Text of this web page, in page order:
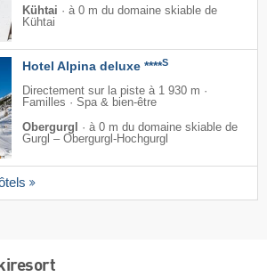
Kühtai · à 0 m du domaine skiable de
Kühtai
Hotel Alpina deluxe ****S
Directement sur la piste à 1 930 m ·
Familles · Spa & bien-être
Obergurgl
· à 0 m du domaine skiable de
Gurgl – Obergurgl-Hochgurgl